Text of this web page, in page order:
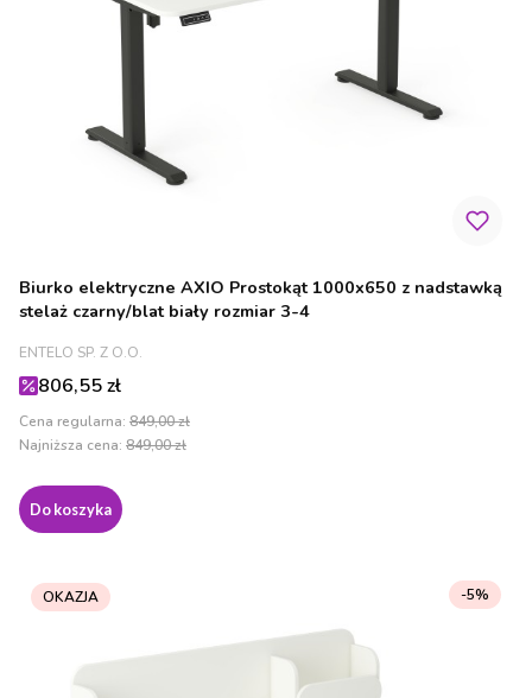
Biurko elektryczne AXIO Prostokąt 1000x650 z nadstawką
stelaż czarny/blat biały rozmiar 3-4
PRODUCENT
ENTELO SP. Z O.O.
Cena promocyjna
806,55 zł
Cena regularna: 849,00 zł
Najniższa cena: 849,00 zł
Do koszyka
OKAZJA -5%